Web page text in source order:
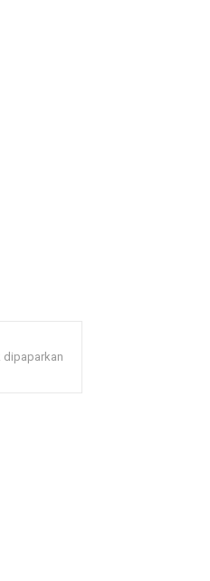
dipaparkan